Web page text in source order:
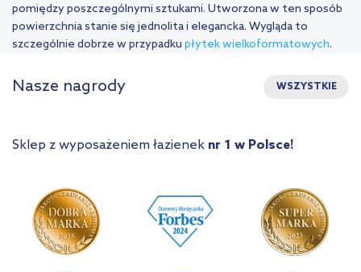
pomiędzy poszczególnymi sztukami. Utworzona w ten sposób
powierzchnia stanie się jednolita i elegancka. Wygląda to
szczególnie dobrze w przypadku płytek wielkoformatowych.
Nasze nagrody WSZYSTKIE
Sklep z wyposażeniem łazienek nr 1 w Polsce!